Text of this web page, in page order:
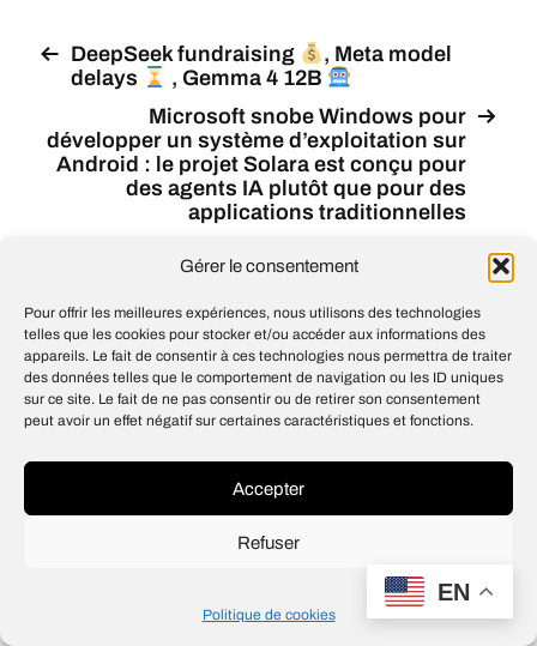
Gérer le consentement
Pour offrir les meilleures expériences, nous utilisons des technologies
telles que les cookies pour stocker et/ou accéder aux informations des
appareils. Le fait de consentir à ces technologies nous permettra de traiter
des données telles que le comportement de navigation ou les ID uniques
sur ce site. Le fait de ne pas consentir ou de retirer son consentement
peut avoir un effet négatif sur certaines caractéristiques et fonctions.
Accepter
Refuser
Politique de cookies
DeepSeek fundraising
, Meta model
delays
, Gemma 4 12B
Microsoft snobe Windows pour
développer un système d’exploitation sur
Android : le projet Solara est conçu pour
des agents IA plutôt que pour des
applications traditionnelles
© 2026Open IA
DesignJean-Louis Maso
EN